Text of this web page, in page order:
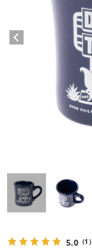
5.0（1）